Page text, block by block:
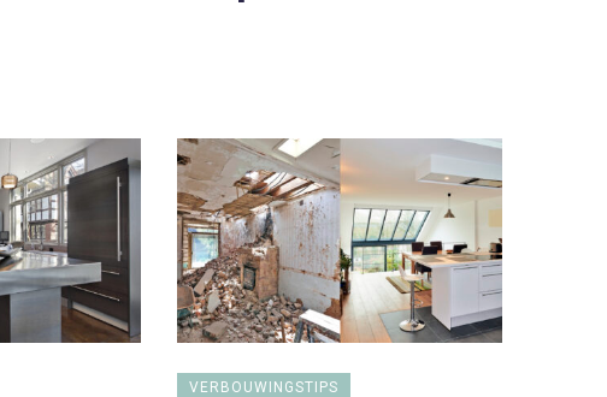
VERBOUWINGSTIPS